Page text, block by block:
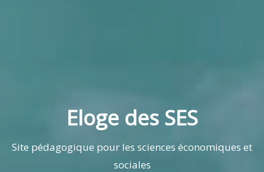
Eloge des SES
Site pédagogique pour les sciences économiques et
sociales